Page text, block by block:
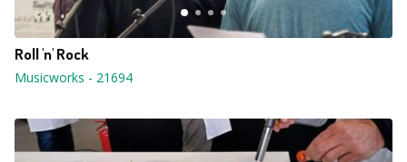
Roll 'n' Rock
Musicworks - 21694